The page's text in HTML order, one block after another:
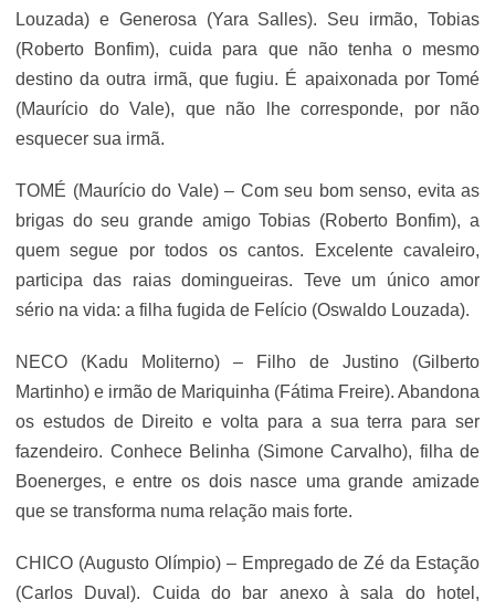
Louzada) e Generosa (Yara Salles). Seu irmão, Tobias
(Roberto Bonfim), cuida para que não tenha o mesmo
destino da outra irmã, que fugiu. É apaixonada por Tomé
(Maurício do Vale), que não lhe corresponde, por não
esquecer sua irmã.
TOMÉ (Maurício do Vale) – Com seu bom senso, evita as
brigas do seu grande amigo Tobias (Roberto Bonfim), a
quem segue por todos os cantos. Excelente cavaleiro,
participa das raias domingueiras. Teve um único amor
sério na vida: a filha fugida de Felício (Oswaldo Louzada).
NECO (Kadu Moliterno) – Filho de Justino (Gilberto
Martinho) e irmão de Mariquinha (Fátima Freire). Abandona
os estudos de Direito e volta para a sua terra para ser
fazendeiro. Conhece Belinha (Simone Carvalho), filha de
Boenerges, e entre os dois nasce uma grande amizade
que se transforma numa relação mais forte.
CHICO (Augusto Olímpio) – Empregado de Zé da Estação
(Carlos Duval). Cuida do bar anexo à sala do hotel,